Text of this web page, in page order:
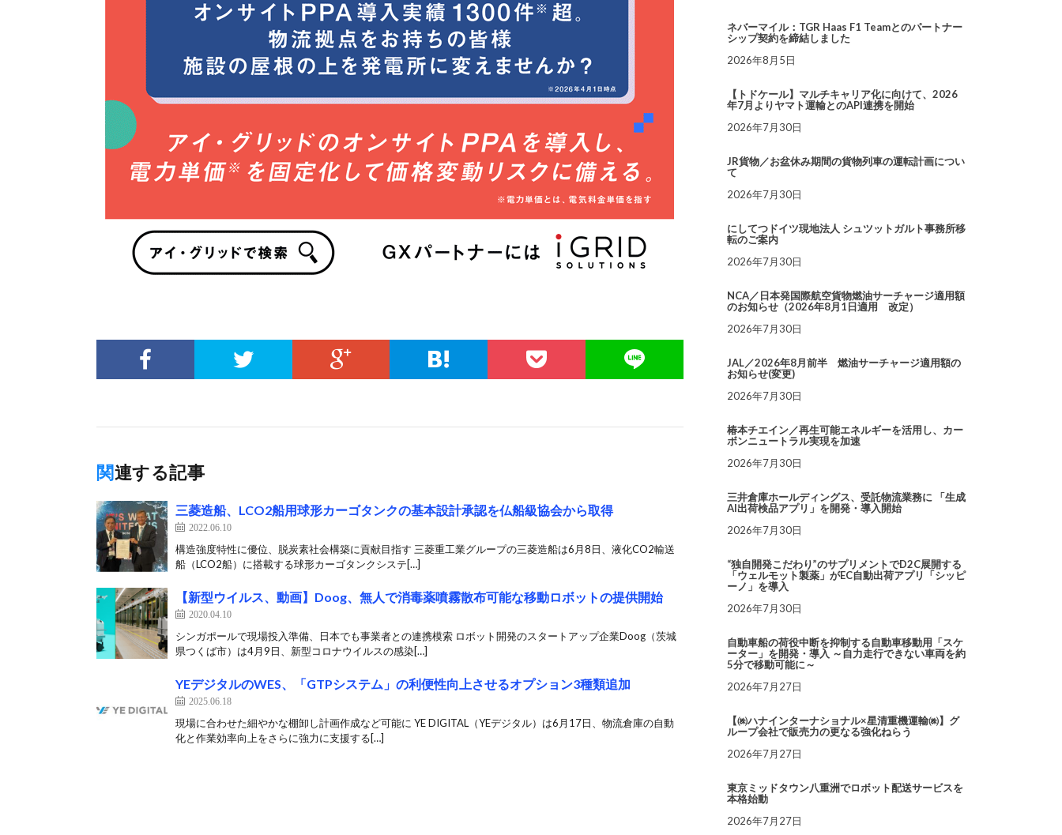
関連する記事
三菱造船、LCO2船用球形カーゴタンクの基本設計承認を仏船級協会から取得
2022.06.10
構造強度特性に優位、脱炭素社会構築に貢献目指す 三菱重工業グループの三菱造船は6月8日、液化CO2輸送
船（LCO2船）に搭載する球形カーゴタンクシステ[…]
【新型ウイルス、動画】Doog、無人で消毒薬噴霧散布可能な移動ロボットの提供開始
2020.04.10
シンガポールで現場投入準備、日本でも事業者との連携模索 ロボット開発のスタートアップ企業Doog（茨城
県つくば市）は4月9日、新型コロナウイルスの感染[…]
YEデジタルのWES、「GTPシステム」の利便性向上させるオプション3種類追加
2025.06.18
現場に合わせた細やかな棚卸し計画作成など可能に YE DIGITAL（YEデジタル）は6月17日、物流倉庫の自動
化と作業効率向上をさらに強力に支援する[…]
ネバーマイル：TGR Haas F1 Teamとのパートナー
シップ契約を締結しました
2026年8月5日
【トドケール】マルチキャリア化に向けて、2026
年7月よりヤマト運輸とのAPI連携を開始
2026年7月30日
JR貨物／お盆休み期間の貨物列車の運転計画につい
て
2026年7月30日
にしてつドイツ現地法人 シュツットガルト事務所移
転のご案内
2026年7月30日
NCA／日本発国際航空貨物燃油サーチャージ適用額
のお知らせ（2026年8月1日適用 改定）
2026年7月30日
JAL／2026年8月前半 燃油サーチャージ適用額の
お知らせ(変更)
2026年7月30日
椿本チエイン／再生可能エネルギーを活用し、カー
ボンニュートラル実現を加速
2026年7月30日
三井倉庫ホールディングス、受託物流業務に 「生成
AI出荷検品アプリ」を開発・導入開始
2026年7月30日
“独自開発こだわり”のサプリメントでD2C展開する
「ウェルモット製薬」がEC自動出荷アプリ「シッピ
ーノ」を導入
2026年7月30日
自動車船の荷役中断を抑制する自動車移動用「スケ
ーター」を開発・導入 ～自力走行できない車両を約
5分で移動可能に～
2026年7月27日
【㈱ハナインターナショナル×星清重機運輸㈱】グ
ループ会社で販売力の更なる強化ねらう
2026年7月27日
東京ミッドタウン八重洲でロボット配送サービスを
本格始動
2026年7月27日